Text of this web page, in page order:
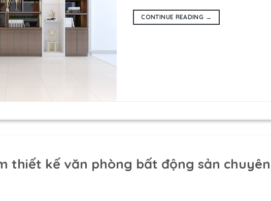
CONTINUE READING →
thiết kế văn phòng bất động sản